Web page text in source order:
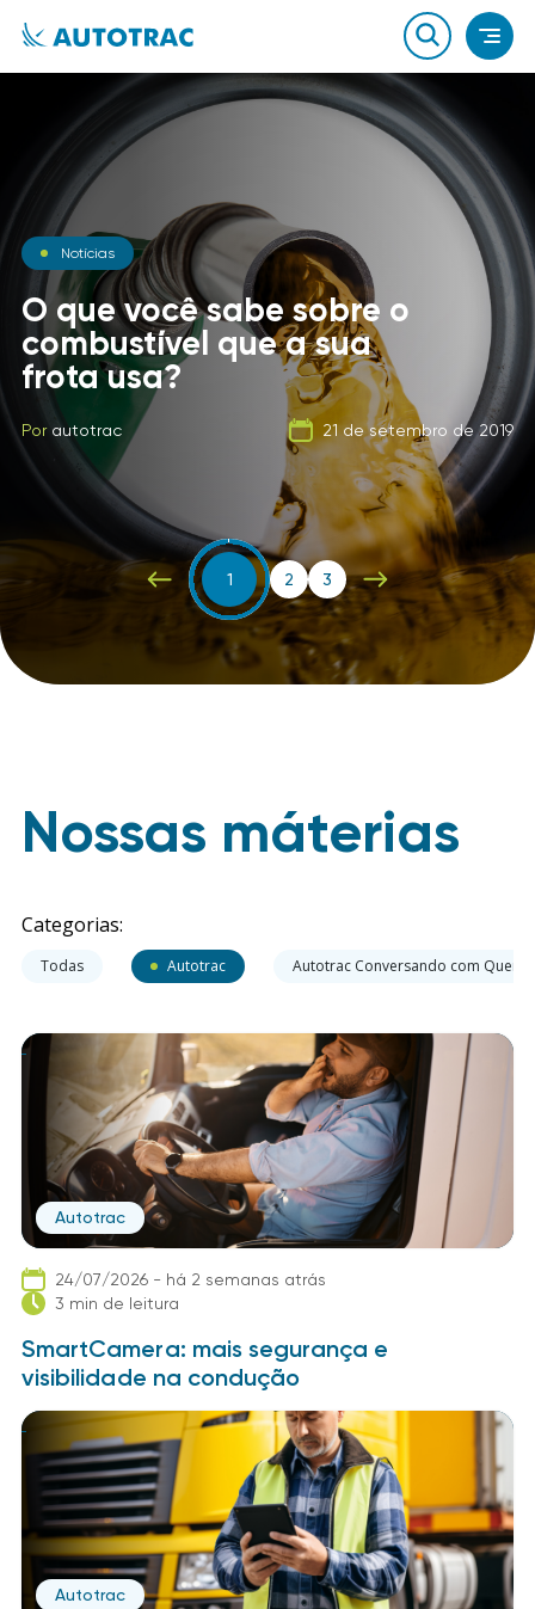
Notícias
O que você sabe sobre o
combustível que a sua
frota usa?
Por autotrac 21 de setembro de 2019
Blog
A Evolução dos
Equipamentos para
Proteção de Veículos
Por autotrac 23 de dezembro de 2014
Notícias
Carga Fracionada
06 de fevereiro de 2020
2 3
Nossas máterias
Categorias:
Todas Autotrac Autotrac Conversando com Quem
Autotrac
24/07/2026 - há 2 semanas atrás
3 min de leitura
SmartCamera: mais segurança e
visibilidade na condução
Autotrac